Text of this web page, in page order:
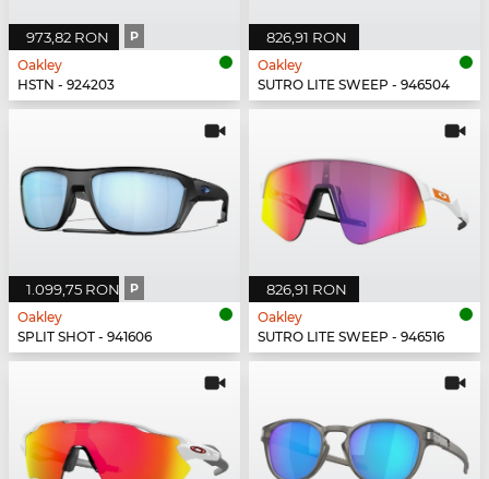
973,82 RON P
Oakley
HSTN - 924203
826,91 RON
Oakley
SUTRO LITE SWEEP - 946504
1.099,75 RON P
Oakley
SPLIT SHOT - 941606
826,91 RON
Oakley
SUTRO LITE SWEEP - 946516